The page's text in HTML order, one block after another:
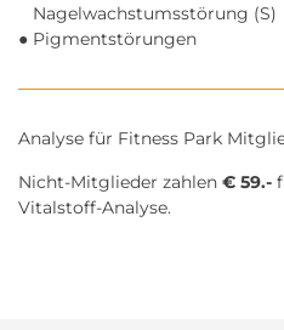
Nagelwachstumsstörung (S)
● Pigmentstörungen
Analyse für Fitness Park
Nicht-Mitglieder zahlen € 59.-
Vitalstoff-Analyse.